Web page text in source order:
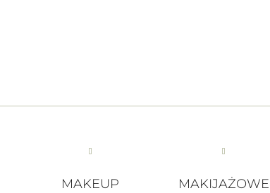
MAKEUP
MAKIJAŻOWE